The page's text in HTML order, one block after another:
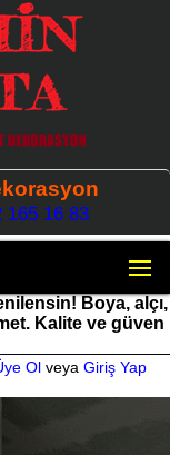
165 16 83
Boya, alçı,
Kalite ve güven
Ol veya Giriş Yap